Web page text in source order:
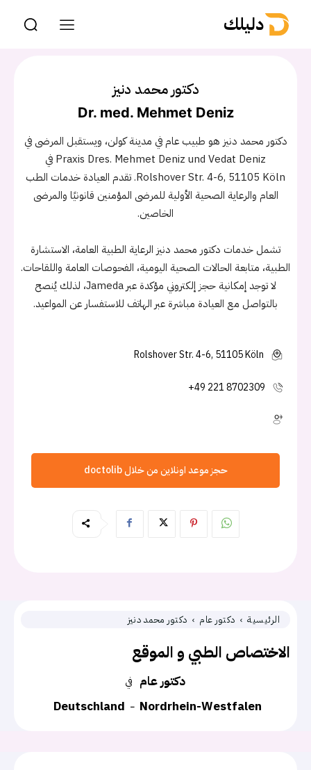
دليلك
الرئيسية دكتور عام دكتور محمد دنيز
الاختصاص الطبي و الموقع
في دكتور عام
Deutschland
Nordrhein-Westfalen
دكتور محمد دنيز
Dr. med. Mehmet Deniz
دكتور محمد دنيز هو طبيب عام في مدينة كولن، ويستقبل المرضى في
Praxis Dres. Mehmet Deniz und Vedat Deniz في
Rolshover Str. 4-6, 51105 Köln. تقدم العيادة خدمات الطب
العام والرعاية الصحية الأولية للمرضى المؤمنين قانونيًا والمرضى
الخاصين.
تشمل خدمات دكتور محمد دنيز الرعاية الطبية العامة، الاستشارة
الطبية، متابعة الحالات الصحية اليومية، الفحوصات العامة واللقاحات.
لا توجد إمكانية حجز إلكتروني مؤكدة عبر Jameda، لذلك يُنصح
بالتواصل مع العيادة مباشرة عبر الهاتف للاستفسار عن المواعيد.
Rolshover Str. 4-6, 51105 Köln
+49 221 8702309
حجز موعد اونلاين من خلال doctolib